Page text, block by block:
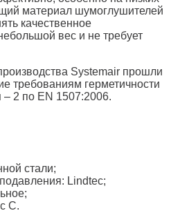
материал шумоглушителей
качественное
вес и не требует
Systemair прошли
требованиям герметичности
– 2 по EN 1507:2006.
стали;
Lindtec;
С.